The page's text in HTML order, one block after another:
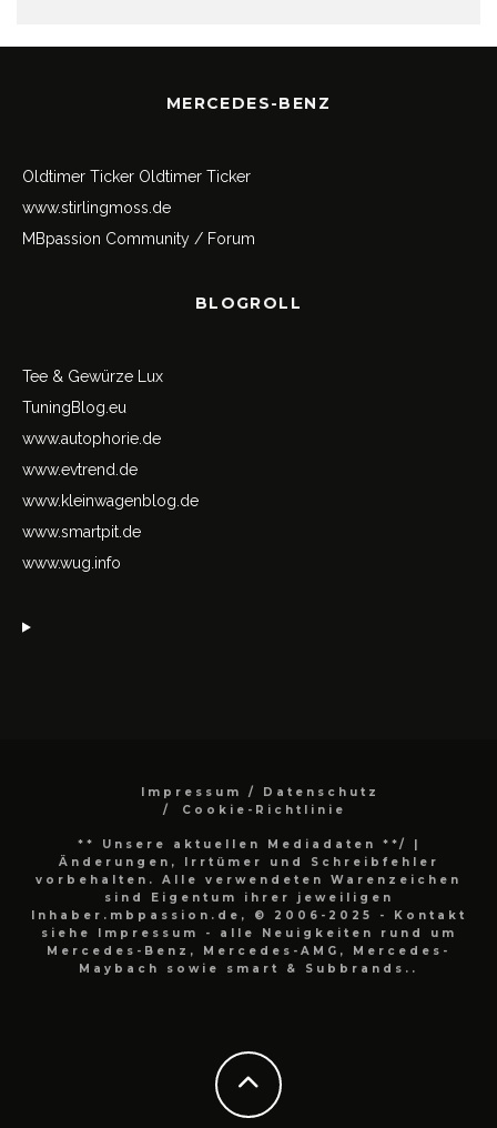
MERCEDES-BENZ
Oldtimer Ticker Oldtimer Ticker
www.stirlingmoss.de
MBpassion Community / Forum
BLOGROLL
Tee & Gewürze Lux
TuningBlog.eu
www.autophorie.de
www.evtrend.de
www.kleinwagenblog.de
www.smartpit.de
www.wug.info
Impressum / Datenschutz
Cookie-Richtlinie
** Unsere aktuellen Mediadaten **/
|
Änderungen, Irrtümer und Schreibfehler
vorbehalten. Alle verwendeten Warenzeichen
sind Eigentum ihrer jeweiligen
Inhaber.mbpassion.de, © 2006-2025 - Kontakt
siehe Impressum - alle Neuigkeiten rund um
Mercedes-Benz, Mercedes-AMG, Mercedes-
Maybach sowie smart & Subbrands..